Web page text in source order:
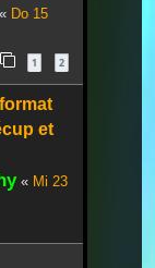
« Do 15
1 2
et
« Mi 23